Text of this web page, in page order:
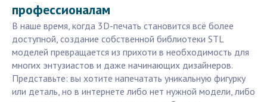
профессионалам
В наше время, когда 3D-печать становится всё более
доступной, создание собственной библиотеки STL
моделей превращается из прихоти в необходимость для
многих энтузиастов и даже начинающих дизайнеров.
Представьте: вы хотите напечатать уникальную фигурку
или деталь, но в интернете либо нет нужной модели, либо